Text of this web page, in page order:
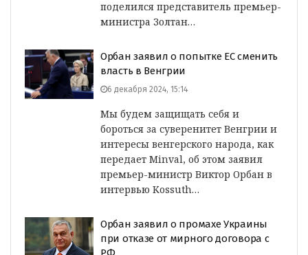
поделился представитель премьер-
министра Золтан…
Орбан заявил о попытке ЕС сменить
власть в Венгрии
6 декабря 2024, 15:14
Мы будем защищать себя и
бороться за суверенитет Венгрии и
интересы венгерского народа, как
передает Minval, об этом заявил
премьер-министр Виктор Орбан в
интервью Kossuth…
Орбан заявил о промахе Украины
при отказе от мирного договора с